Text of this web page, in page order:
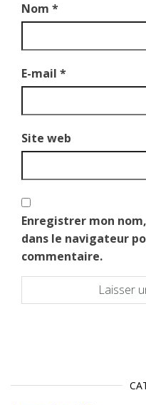
Nom *
E-mail *
Site web
Enregistrer mon
dans le navigateur
commentaire.